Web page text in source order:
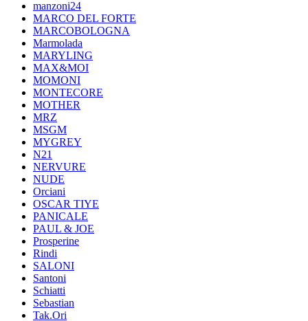
manzoni24
MARCO DEL FORTE
MARCOBOLOGNA
Marmolada
MARYLING
MAX&MOI
MOMONI
MONTECORE
MOTHER
MRZ
MSGM
MYGREY
N21
NERVURE
NUDE
Orciani
OSCAR TIYE
PANICALE
PAUL & JOE
Prosperine
Rindi
SALONI
Santoni
Schiatti
Sebastian
Tak.Ori